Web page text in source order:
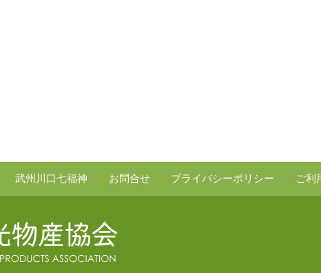
武州川口七福神 お問合せ プライバシーポリシー ご利